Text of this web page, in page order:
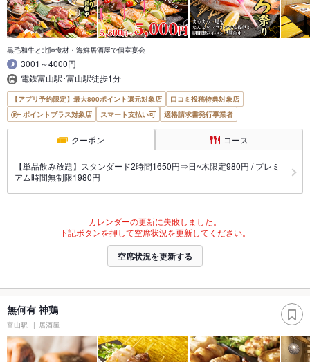
黒毛和牛と北陸食材・海鮮居酒屋で個室宴会
3001～4000円
電鉄富山駅･富山駅徒歩1分
【アプリ予約限定】最大800ポイント還元対象店
口コミ投稿特典対象店
ポイントプラス対象店
スマート支払い可 適格請求書発行事業者
クーポン コース
【単品飲み放題】スタンダード2時間1650円⇒日~木限定980円 / プレミ
アム時間無制限1980円
カレンダーの更新に失敗しました。
下記ボタンを押して空席状況を更新してください。
空席状況を更新する
無何有 神鶏
富山駅 居酒屋